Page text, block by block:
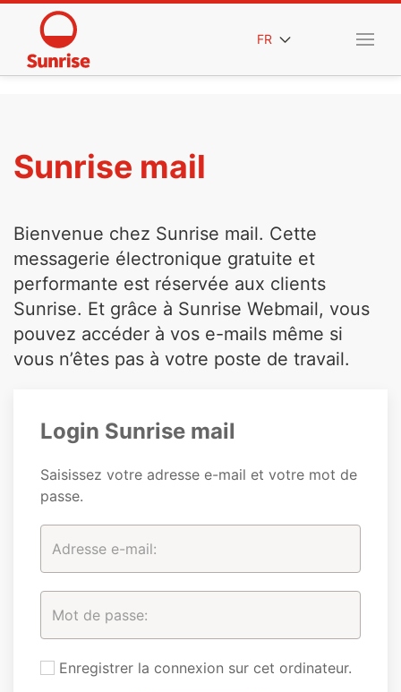
FR
Sunrise mail
Bienvenue chez Sunrise mail. Cette
messagerie électronique gratuite et
performante est réservée aux clients
Sunrise. Et grâce à Sunrise Webmail, vous
pouvez accéder à vos e-mails même si
vous n’êtes pas à votre poste de travail.
Login Sunrise mail
Saisissez votre adresse e-mail et votre mot de
passe.
Enregistrer la connexion sur cet ordinateur.